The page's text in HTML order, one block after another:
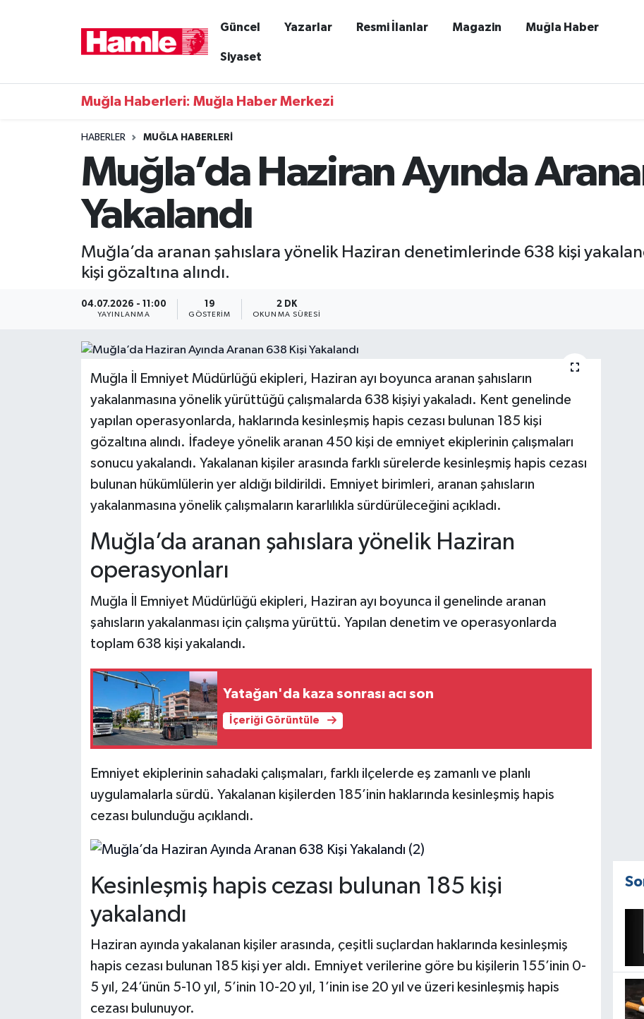
Güncel Yazarlar Resmi İlanlar Magazin Muğla Haber
Siyaset
Muğla Haberleri: Muğla Haber Merkezi
HABERLER MUĞLA HABERLERI
Muğla’da Haziran Ayında
Yakalandı
Muğla’da aranan şahıslara yönelik Haziran denetimlerinde 638 kişi
kişi gözaltına alındı.
04.07.2026 - 11:00
YAYINLANMA
19
GÖSTERIM
2 DK
OKUNMA SÜRESI
Muğla İl Emniyet Müdürlüğü ekipleri, Haziran ayı boyunca aranan şahısların
yakalanmasına yönelik yürüttüğü çalışmalarda 638 kişiyi yakaladı. Kent genelinde
yapılan operasyonlarda, haklarında kesinleşmiş hapis cezası bulunan 185 kişi
gözaltına alındı. İfadeye yönelik aranan 450 kişi de emniyet ekiplerinin çalışmaları
sonucu yakalandı. Yakalanan kişiler arasında farklı sürelerde kesinleşmiş hapis cezası
bulunan hükümlülerin yer aldığı bildirildi. Emniyet birimleri, aranan şahısların
yakalanmasına yönelik çalışmaların kararlılıkla sürdürüleceğini açıkladı.
Muğla’da aranan şahıslara yönelik Haziran
operasyonları
Muğla İl Emniyet Müdürlüğü ekipleri, Haziran ayı boyunca il genelinde aranan
şahısların yakalanması için çalışma yürüttü. Yapılan denetim ve operasyonlarda
toplam 638 kişi yakalandı.
Yatağan'da kaza sonrası acı son
İçeriği Görüntüle
Emniyet ekiplerinin sahadaki çalışmaları, farklı ilçelerde eş zamanlı ve planlı
uygulamalarla sürdü. Yakalanan kişilerden 185’inin haklarında kesinleşmiş hapis
cezası bulunduğu açıklandı.
Kesinleşmiş hapis cezası bulunan 185 kişi
yakalandı
Haziran ayında yakalanan kişiler arasında, çeşitli suçlardan haklarında kesinleşmiş
hapis cezası bulunan 185 kişi yer aldı. Emniyet verilerine göre bu kişilerin 155’inin 0-
5 yıl, 24’ünün 5-10 yıl, 5’inin 10-20 yıl, 1’inin ise 20 yıl ve üzeri kesinleşmiş hapis
cezası bulunuyor.
Magazin
Muğla Haber
Muğla Nöbetçi Eczaneler
Muğla Trafik Yoğunluk Haritası
Süper Lig Puan Durumu ve Fikstür
Son Dakika Haberleri
Haber Arşivi